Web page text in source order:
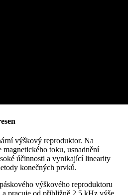
výškový reproduktor. Na
toku, usnadnění
účinnosti a vynikající linearity
konečných prvků.
výškového reproduktoru